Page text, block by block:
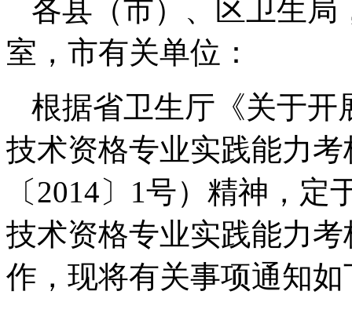
各县（市）、区卫生局
室，市有关单位：
根据省卫生厅《关于开
技术资格专业实践能力
〔2014〕1号）精神，
技术资格专业实践能力
作，现将有关事项通知如